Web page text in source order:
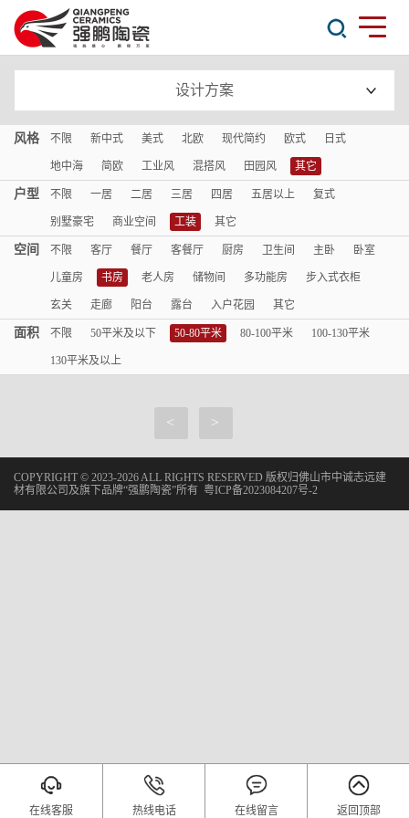
设计方案
风格 不限 新中式 美式 北欧 现代简约 欧式 日式
地中海 简欧 工业风 混搭风 田园风 其它
户型 不限 一居 二居 三居 四居 五居以上 复式
别墅豪宅 商业空间 工装 其它
空间 不限 客厅 餐厅 客餐厅 厨房 卫生间 主卧 卧室
儿童房 书房 老人房 储物间 多功能房 步入式衣柜
玄关 走廊 阳台 露台 入户花园 其它
面积 不限 50平米及以下 50-80平米 80-100平米 100-130平米
130平米及以上
< >
COPYRIGHT © 2023-2026 ALL RIGHTS RESERVED 版权归佛山市中诚志远建
材有限公司及旗下品牌“强鹏陶瓷”所有 粤ICP备2023084207号-2
在线客服 热线电话 在线留言 返回顶部